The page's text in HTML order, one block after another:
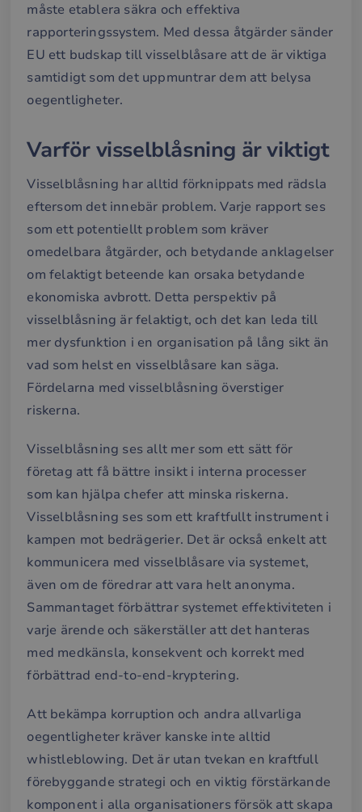
måste etablera säkra och effektiva
rapporteringssystem. Med dessa åtgärder sänder
EU ett budskap till visselblåsare att de är viktiga
samtidigt som det uppmuntrar dem att belysa
oegentligheter.
Varför visselblåsning är viktigt
Visselblåsning har alltid förknippats med rädsla
eftersom det innebär problem. Varje rapport ses
som ett potentiellt problem som kräver
omedelbara åtgärder, och betydande anklagelser
om felaktigt beteende kan orsaka betydande
ekonomiska avbrott. Detta perspektiv på
visselblåsning är felaktigt, och det kan leda till
mer dysfunktion i en organisation på lång sikt än
vad som helst en visselblåsare kan säga.
Fördelarna med visselblåsning överstiger
riskerna.
Visselblåsning ses allt mer som ett sätt för
företag att få bättre insikt i interna processer
som kan hjälpa chefer att minska riskerna.
Visselblåsning ses som ett kraftfullt instrument i
kampen mot bedrägerier. Det är också enkelt att
kommunicera med visselblåsare via systemet,
även om de föredrar att vara helt anonyma.
Sammantaget förbättrar systemet effektiviteten i
varje ärende och säkerställer att det hanteras
med medkänsla, konsekvent och korrekt med
förbättrad end-to-end-kryptering.
Att bekämpa korruption och andra allvarliga
oegentligheter kräver kanske inte alltid
whistleblowing. Det är utan tvekan en kraftfull
förebyggande strategi och en viktig förstärkande
komponent i alla organisationers försök att skapa